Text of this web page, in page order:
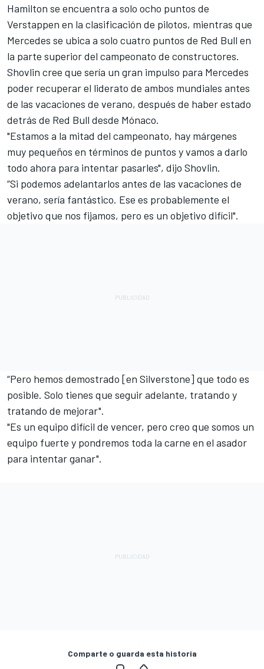
Hamilton se encuentra a solo ocho puntos de
Verstappen en la clasificación de pilotos, mientras que
Mercedes se ubica a solo cuatro puntos de Red Bull en
la parte superior del campeonato de constructores.
Shovlin cree que sería un gran impulso para Mercedes
poder recuperar el liderato de ambos mundiales antes
de las vacaciones de verano, después de haber estado
detrás de Red Bull desde Mónaco.
"Estamos a la mitad del campeonato, hay márgenes
muy pequeños en términos de puntos y vamos a darlo
todo ahora para intentar pasarles", dijo Shovlin.
“Si podemos adelantarlos antes de las vacaciones de
verano, sería fantástico. Ese es probablemente el
objetivo que nos fijamos, pero es un objetivo difícil".
“Pero hemos demostrado [en Silverstone] que todo es
posible. Solo tienes que seguir adelante, tratando y
tratando de mejorar".
"Es un equipo difícil de vencer, pero creo que somos un
equipo fuerte y pondremos toda la carne en el asador
para intentar ganar".
Comparte o guarda esta historia